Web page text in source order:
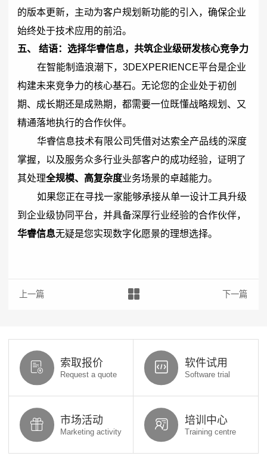
的版本更新，主动为客户规划新功能的引入，确保企业
始终处于技术应用的前沿。
五、 结语：选择华睿信息，共筑企业级研发核心竞争力
在智能制造浪潮下，3DEXPERIENCE平台是企业
构建未来竞争力的核心基石。无论您的企业处于初创
期、成长期还是成熟期，都需要一位既懂战略规划、又
精通落地执行的合作伙伴。
华睿信息技术有限公司凭借对达索全产品线的深度
掌握，以及服务众多行业头部客户的成功经验，证明了
其处理全规模、高复杂度业务场景的卓越能力。
如果您正在寻找一家能够承接从单一设计工具升级
到企业级协同平台，并具备深厚行业经验的合作伙伴，
华睿信息无疑是您实现数字化愿景的理想选择。
上一篇：重塑研发数字化核心：深度解析达索系统ENOVIA与下一篇：​
索取报价
Request a quote
软件试用
Software trial
市场活动
Marketing activity
培训中心
Training centre